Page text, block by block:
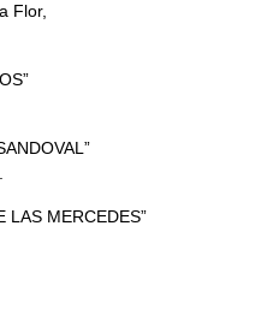
Flor,
LAS MERCEDES”